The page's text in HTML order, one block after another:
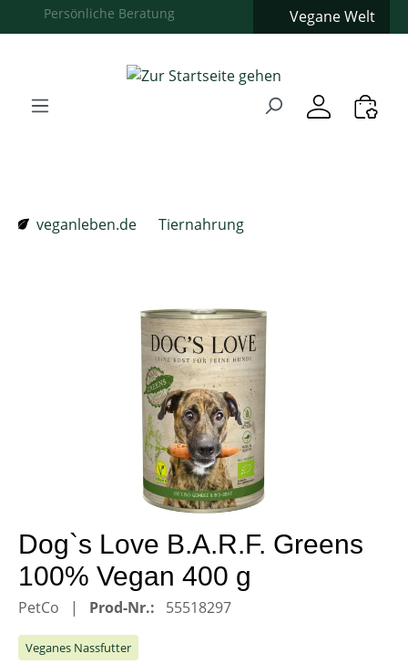
Zum Hauptinhalt springen
Zur Hauptnavigation springen
Vegane Welt
veganleben.de
Tiernahrung
Bildergalerie überspringen
Dog`s Love B.A.R.F. Greens
100% Vegan 400 g
PetCo Prod-Nr.: 55518297
Veganes Nassfutter